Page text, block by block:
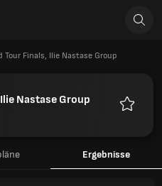
Tour Finals, Ilie Nastase Group
Nastase Group
Ergebnisse